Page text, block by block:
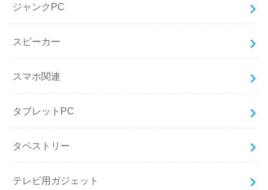
ジャンクPC
スピーカー
スマホ関連
タブレットPC
タペストリー
テレビ用ガジェット